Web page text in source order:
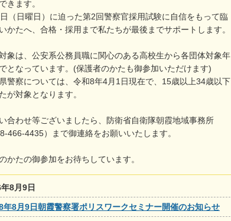
きます。
（日曜日）に迫った第2回警察官採用試験に自信をもって臨
かたへ、合格・採用まで私たちが最後までサポートします。
象は、公安系公務員職に関心のある高校生から各団体対象年
となっています。(保護者のかたも御参加いただけます)
警察については、令和8年4月1日現在で、15歳以上34歳以下
が対象となります。
合わせ等ございましたら、防衛省自衛隊朝霞地域事務所
466-4435）まで御連絡をお願いいたします。
かたの御参加をお待ちしています。
8月9日
年8月9日朝霞警察署ポリスワークセミナー開催のお知らせ